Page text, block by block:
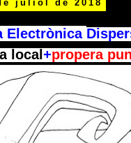
juliol de 2018
Electrònica
local +propera